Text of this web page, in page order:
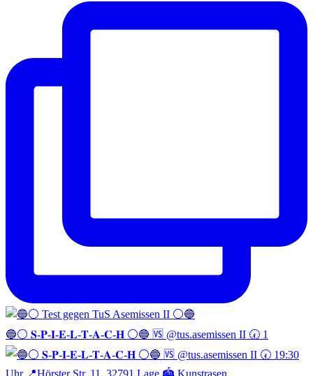
🔵⚪️ 𝐒-𝐏-𝐈-𝐄-𝐋-𝐓-𝐀-𝐂-𝐇 ⚪️🔵 🆚 @tus.asemissen II 🕢 1